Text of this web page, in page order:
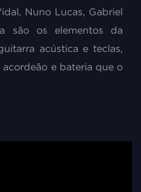
Nuno Lucas, Gabriel
são os elementos da
acústica e teclas,
e bateria que o